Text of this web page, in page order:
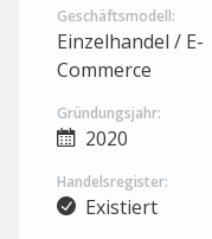
Geschäftsmodell:
Einzelhandel / E-
Commerce
Gründungsjahr:
2020
Handelsregister:
Existiert